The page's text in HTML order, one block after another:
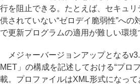
行を阻止できる。たとえば、セキュ
供されていない“ゼロデイ脆弱性”への
で更新プログラムの適用が難しい環境
メジャーバージョンアップとなる
MET」の構成を記述しておける“プロ
載。プロファイルはXML形式になっ